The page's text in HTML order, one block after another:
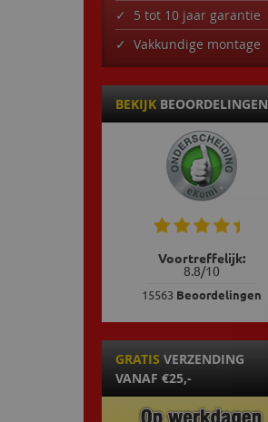
5 tot 10 jaar garantie
Vakkundige montage
BEKIJK BEOORDELINGEN
Voortreffelijk:
8.8/10
15563 Beoordelingen
GRATIS VERZENDING
VANAF €25,-